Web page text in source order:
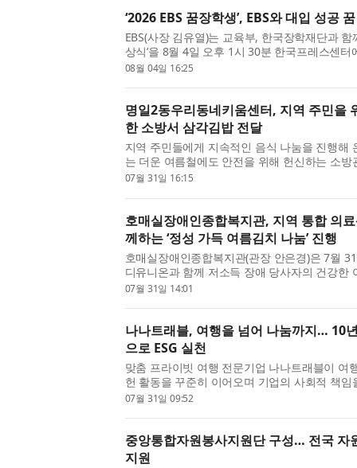
‘2026 EBS 꿈장학생’, EBS와 대입 성공
EBS(사장 김유열)는 교육부, 한국장학재단과 함
상식’을 8월 4일 오후 1시 30분 한국프레스센
장학생’이란 이름으로 시작된 ‘EBS 꿈장학생’은
08월 04일 16:25
명일2동우리동네키움센터, 지역 주민을
한 소방서 삼각김밥 전달
지역 주민들에게 지속적인 음식 나눔을 진행해
는 더운 여름철에도 안전을 위해 헌신하는 소
했다. 7월 마지막 날, 강동소방서길동 119안전
07월 31일 16:15
호매실장애인종합복지관, 지역 통합 의
께하는 ‘정성 가득 여름김치 나눔’ 진행
호매실장애인종합복지관(관장 안은경)은 7월
디유니온과 함께 저소득 장애 당사자의 건강한
가득 여름김치 나눔’ 전달식을 진행했다고 밝혔
07월 31일 14:01
나나트래블, 여행을 넘어 나눔까지… 10
으로 ESG 실천
맞춤 프라이빗 여행 전문기업 나나트래블이 여
헌 활동을 꾸준히 이어오며 기업의 사회적 책
고객에게 특별한 여행 경험을 제공하는 것을 넘
07월 31일 09:52
중앙통합자원봉사지원단 구성… 전국 자
지원